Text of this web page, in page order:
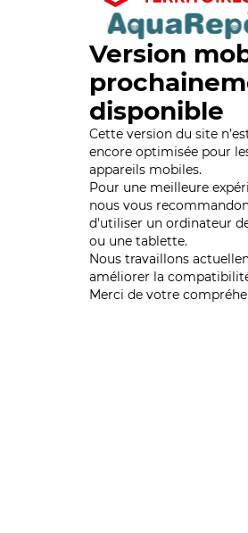
Version
disponible
Cette version du site
encore optimisée pour
appareils mobiles.
Pour une meilleure
nous vous
d'utiliser un ordinateur
ou une tablette.
Nous travaillons
améliorer la
Merci de votre